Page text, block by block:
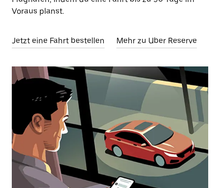
Voraus planst.
Jetzt eine Fahrt bestellen Mehr zu Uber Reserve